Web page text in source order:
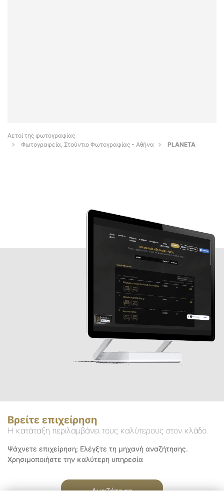
Αετοί της φωτογραφίας
Φωτογραφεία, Στούντιο Φωτογραφίας - Αθήνα
PLANETA
Βρείτε επιχείρηση
Η κατάταξη περιλαμβάνει τους καλύτερους στον κλάδο
Ψάχνετε επιχείρηση; Ελέγξτε τη μηχανή αναζήτησης.
Χρησιμοποιήστε την καλύτερη υπηρεσία